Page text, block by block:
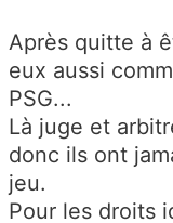
Après quitte à
eux aussi
PSG...
Là juge et
donc ils ont
jeu.
Pour les droits